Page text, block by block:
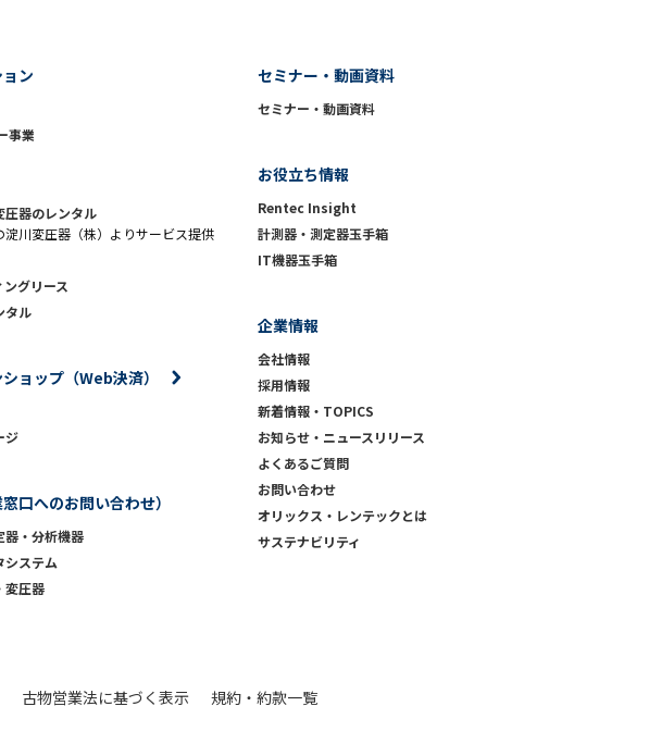
ン
事業
圧器のレンタル
淀川変圧器（株）よりサービス提供
グリース
タル
ョップ（Web決済）
ジ
口へのお問い合わせ）
器・分析機器
システム
変圧器
セミナー・動画資料
セミナー・動画資料
お役立ち情報
Rentec Insight
計測器・測定器玉手箱
IT機器玉手箱
企業情報
会社情報
採用情報
新着情報・TOPICS
お知らせ・ニュースリリース
よくあるご質問
お問い合わせ
オリックス・レンテックとは
サステナビリティ
古物営業法に基づく表示 規約・約款一覧